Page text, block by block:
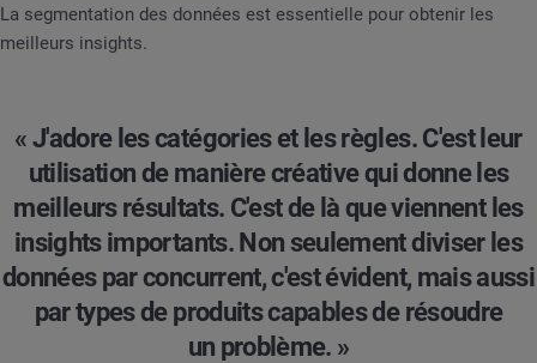
La segmentation des données est essentielle pour obtenir les
meilleurs insights.
« J'adore les catégories et les règles. C'est leur
utilisation de manière créative qui donne les
meilleurs résultats. C'est de là que viennent les
insights importants. Non seulement diviser les
données par concurrent, c'est évident, mais aussi
par types de produits capables de résoudre
un problème. »